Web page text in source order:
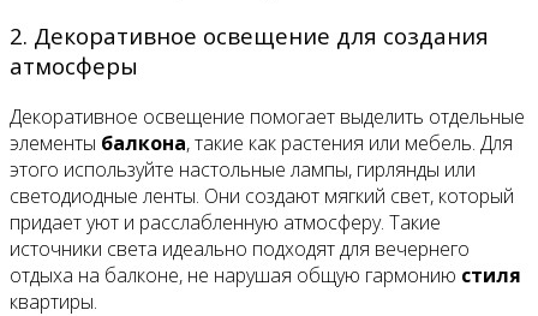
2. Декоративное освещение для создания
атмосферы
Декоративное освещение помогает выделить отдельные
элементы балкона, такие как растения или мебель. Для
этого используйте настольные лампы, гирлянды или
светодиодные ленты. Они создают мягкий свет, который
придает уют и расслабленную атмосферу. Такие
источники света идеально подходят для вечернего
отдыха на балконе, не нарушая общую гармонию стиля
квартиры.